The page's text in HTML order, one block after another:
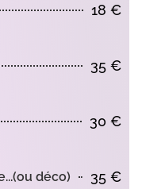
18 €
35 €
30 €
déco) 35 €